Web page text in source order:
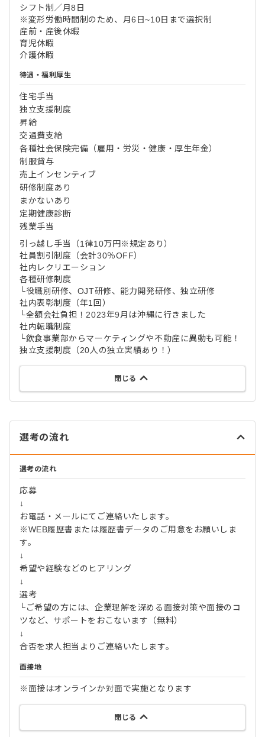
シフト制／月8日
※変形労働時間制のため、月6日~10日まで選択制
産前・産後休暇
育児休暇
介護休暇
待遇・福利厚生
住宅手当
独立支援制度
昇給
交通費支給
各種社会保険完備（雇用・労災・健康・厚生年金）
制服貸与
売上インセンティブ
研修制度あり
まかないあり
定期健康診断
残業手当
引っ越し手当（1律10万円※規定あり）
社員割引制度（会計30％OFF）
社内レクリエーション
各種研修制度
└役職別研修、OJT研修、能力開発研修、独立研修
社内表彰制度（年1回）
└全額会社負担！2023年9月は沖縄に行きました
社内転職制度
└飲食事業部からマーケティングや不動産に異動も可能！
独立支援制度（20人の独立実績あり！）
閉じる
選考の流れ
選考の流れ
応募
↓
お電話・メールにてご連絡いたします。
※WEB履歴書または履歴書データのご用意をお願いしま
す。
↓
希望や経験などのヒアリング
↓
選考
└ご希望の方には、企業理解を深める面接対策や面接のコ
ツなど、サポートをおこないます（無料）
↓
合否を求人担当よりご連絡いたします。
面接地
※面接はオンラインか対面で実施となります
閉じる